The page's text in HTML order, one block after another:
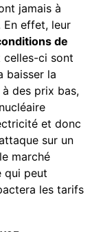
jamais à
En effet, leur
de
celles-ci sont
baisser la
des prix bas,
et donc
sur un
marché
qui peut
les tarifs